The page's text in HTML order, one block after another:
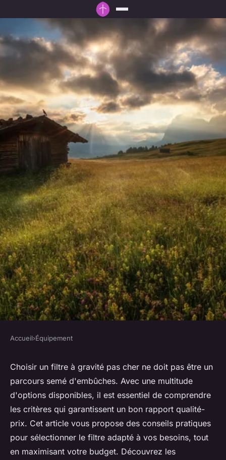
ÉQUIPEMENT
Choisir un filtre à gravité pas
cher : conseils et astuces
Pablo•19 décembre 2024•8 min de lecture
Accueil›Équipement
Choisir un filtre à gravité pas cher ne doit pas être un
parcours semé d'embûches. Avec une multitude
d'options disponibles, il est essentiel de comprendre
les critères qui garantissent un bon rapport qualité-
prix. Cet article vous propose des conseils pratiques
pour sélectionner le filtre adapté à vos besoins, tout
en maximisant votre budget. Découvrez les